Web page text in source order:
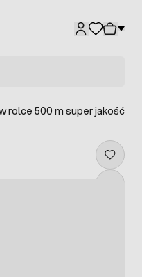
rolce 500 m super jakość